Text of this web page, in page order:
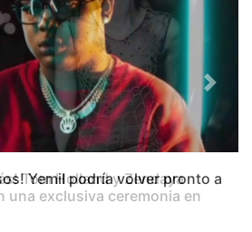
Tom Holland y Zendaya
una exclusiva ceremonia en
Next